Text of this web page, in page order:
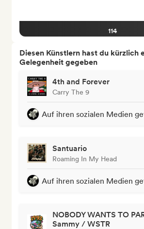
114
Diesen Künstlern hast du kürzlich
Gelegenheit gegeben
4th and Forever
Carry The 9
Auf ihren sozialen Medien
Santuario
Roaming In My Head
Auf ihren sozialen Medien
NOBODY WANTS TO
Sammy / WSTR